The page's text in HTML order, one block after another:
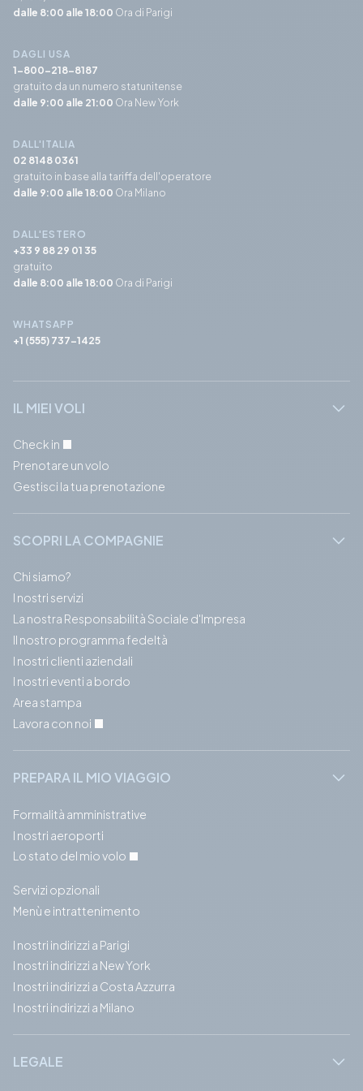
dalle 8:00 alle 18:00 Ora di Parigi
DAGLI USA
1-800-218-8187
gratuito da un numero statunitense
dalle 9:00 alle 21:00 Ora New York
DALL'ITALIA
02 8148 0361
gratuito in base alla tariffa dell'operatore
dalle 9:00 alle 18:00 Ora Milano
DALL'ESTERO
+33 9 88 29 01 35
gratuito
dalle 8:00 alle 18:00 Ora di Parigi
WHATSAPP
+1 (555) 737-1425
IL MIEI VOLI
Check in
Prenotare un volo
Gestisci la tua prenotazione
SCOPRI LA COMPAGNIE
Chi siamo?
I nostri servizi
La nostra Responsabilità Sociale d'Impresa
Il nostro programma fedeltà
I nostri clienti aziendali
I nostri eventi a bordo
Area stampa
Lavora con noi
PREPARA IL MIO VIAGGIO
Formalità amministrative
I nostri aeroporti
Lo stato del mio volo
Servizi opzionali
Menù e intrattenimento
I nostri indirizzi a Parigi
I nostri indirizzi a New York
I nostri indirizzi a Costa Azzurra
I nostri indirizzi a Milano
LEGALE